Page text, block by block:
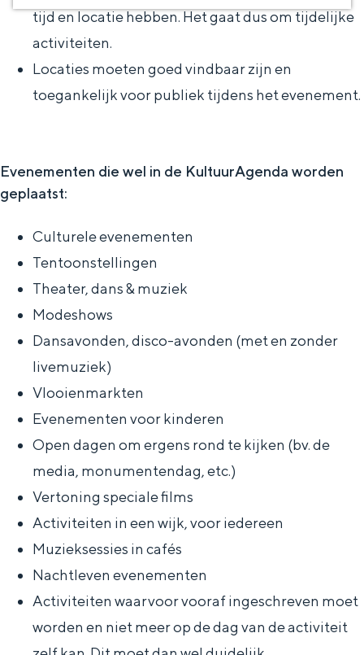
tijd en locatie hebben. Het gaat dus om tijdelijke
activiteiten.
Locaties moeten goed vindbaar zijn en
toegankelijk voor publiek tijdens het evenement.
Evenementen die wel in de KultuurAgenda worden
geplaatst:
Culturele evenementen
Tentoonstellingen
Theater, dans & muziek
Modeshows
Dansavonden, disco-avonden (met en zonder
livemuziek)
Vlooienmarkten
Evenementen voor kinderen
Open dagen om ergens rond te kijken (bv. de
media, monumentendag, etc.)
Vertoning speciale films
Activiteiten in een wijk, voor iedereen
Muzieksessies in cafés
Nachtleven evenementen
Activiteiten waarvoor vooraf ingeschreven moet
worden en niet meer op de dag van de activiteit